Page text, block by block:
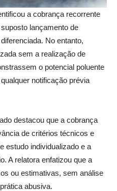
a cobrança recorrente
lançamento de
No entanto,
sem a realização de
o potencial poluente
notificação prévia
destacou que a cobrança
de critérios técnicos e
estudo individualizado e a
A relatora enfatizou que a
ou estimativas, sem análise
abusiva.